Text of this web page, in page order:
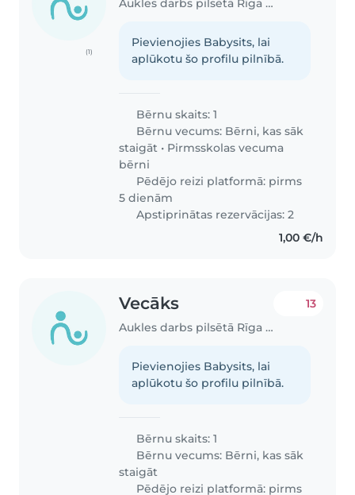
(1)
Pievienojies Babysits, lai
aplūkotu šo profilu pilnībā.
Bērnu skaits: 1
Bērnu vecums: Bērni, kas sāk
staigāt • Pirmsskolas vecuma
bērni
Pēdējo reizi platformā: pirms
5 dienām
Apstiprinātas rezervācijas: 2
1,00 €/h
Vecāks
Aukles darbs pilsētā Rīga | Babysits
13
Pievienojies Babysits, lai
aplūkotu šo profilu pilnībā.
Bērnu skaits: 1
Bērnu vecums: Bērni, kas sāk
staigāt
Pēdējo reizi platformā: pirms